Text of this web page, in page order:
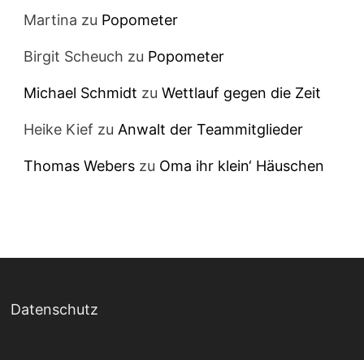
Martina zu Popometer
Birgit Scheuch zu Popometer
Michael Schmidt zuWettlauf gegen die Zeit
Heike Kief zu Anwalt der Teammitglieder
Thomas Webers zu Oma ihr klein‘ Häuschen
Datenschutz